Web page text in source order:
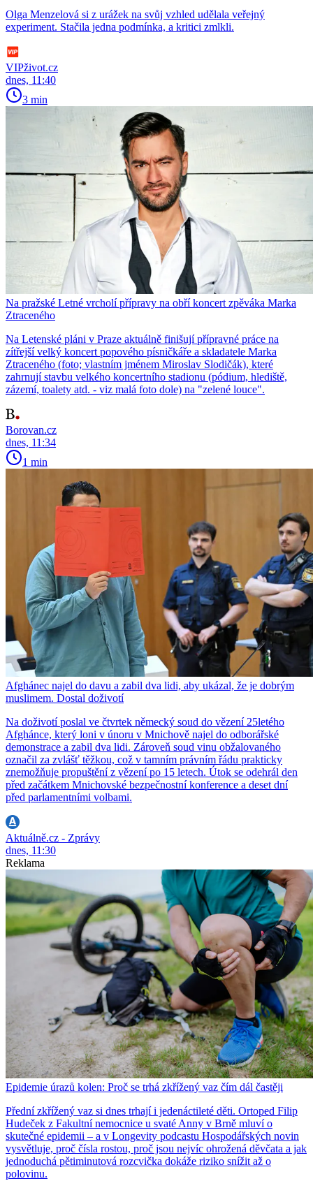
Olga Menzelová si z urážek na svůj vzhled udělala veřejný
experiment. Stačila jedna podmínka, a kritici zmlkli.
VIPživot.cz
dnes, 11:40
3 min
Na pražské Letné vrcholí přípravy na obří koncert zpěváka Marka
Ztraceného
Na Letenské pláni v Praze aktuálně finišují přípravné práce na
zítřejší velký koncert popového písničkáře a skladatele Marka
Ztraceného (foto; vlastním jménem Miroslav Slodičák), které
zahrnují stavbu velkého koncertního stadionu (pódium, hlediště,
zázemí, toalety atd. - viz malá foto dole) na "zelené louce".
Borovan.cz
dnes, 11:34
1 min
Afghánec najel do davu a zabil dva lidi, aby ukázal, že je dobrým
muslimem. Dostal doživotí
Na doživotí poslal ve čtvrtek německý soud do vězení 25letého
Afghánce, který loni v únoru v Mnichově najel do odborářské
demonstrace a zabil dva lidi. Zároveň soud vinu obžalovaného
označil za zvlášť těžkou, což v tamním právním řádu prakticky
znemožňuje propuštění z vězení po 15 letech. Útok se odehrál den
před začátkem Mnichovské bezpečnostní konference a deset dní
před parlamentními volbami.
Aktuálně.cz - Zprávy
dnes, 11:30
Reklama
Epidemie úrazů kolen: Proč se trhá zkřížený vaz čím dál častěji
Přední zkřížený vaz si dnes trhají i jedenáctileté děti. Ortoped Filip
Hudeček z Fakultní nemocnice u svaté Anny v Brně mluví o
skutečné epidemii – a v Longevity podcastu Hospodářských novin
vysvětluje, proč čísla rostou, proč jsou nejvíc ohrožená děvčata a jak
jednoduchá pětiminutová rozcvička dokáže riziko snížit až o
polovinu.